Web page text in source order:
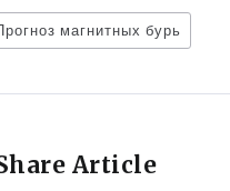
магнитных бурь
Article